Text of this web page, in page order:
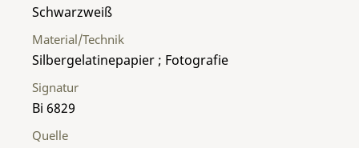
Material/Technik
Silbergelatinepapier ; Fotografie
Schwarzweiß
Signatur
Bi 6829
Quelle